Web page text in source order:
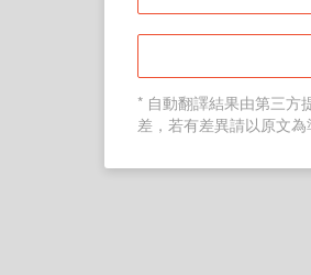
* 自動翻譯結果由第三方
差，若有差異請以原文為